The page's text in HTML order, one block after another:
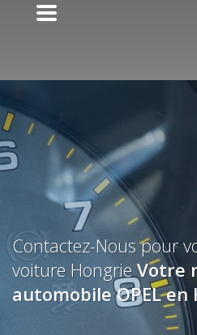
Contactez-Nous pour
voiture HongrieVotre
automobile OPEL en